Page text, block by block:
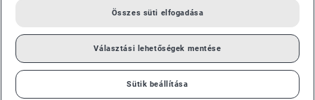
Összes süti elfogadása
Választási lehetőségek mentése
Sütik beállítása